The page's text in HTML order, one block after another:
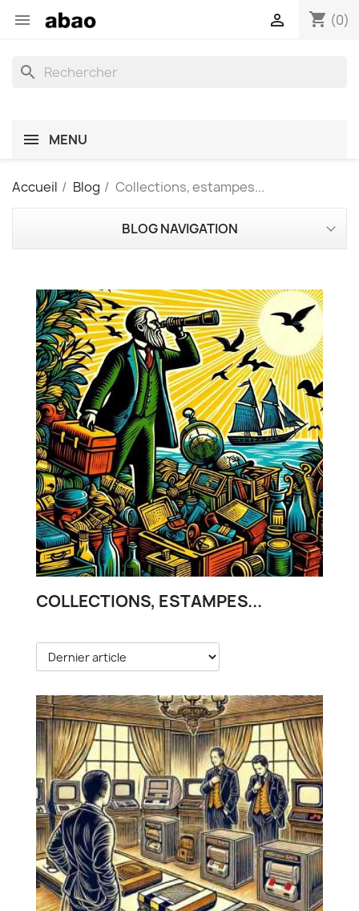
 shopping_cart (0)

search
MENU
Accueil Blog Collections, estampes...
BLOG NAVIGATION
COLLECTIONS, ESTAMPES...